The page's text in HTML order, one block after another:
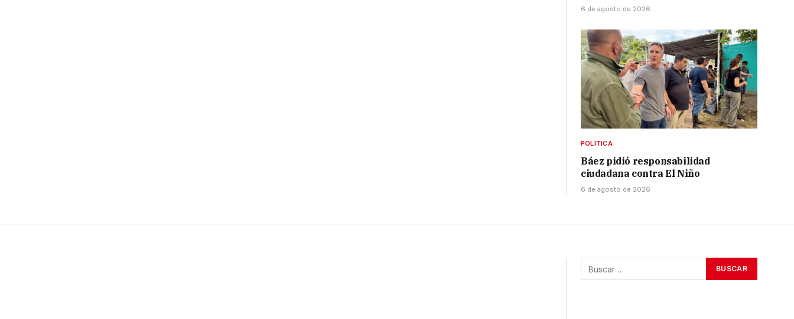
6 de agosto de 2026
POLÍTICA
Báez pidió responsabilidad
ciudadana contra El Niño
6 de agosto de 2026